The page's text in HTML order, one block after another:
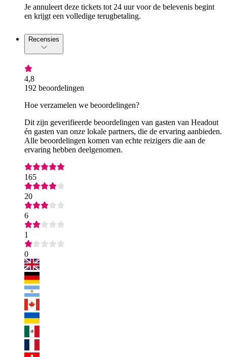
Je annuleert deze tickets tot 24 uur voor de belevenis begint
en krijgt een volledige terugbetaling.
Recensies
4,8
192 beoordelingen
Hoe verzamelen we beoordelingen?
Dit zijn geverifieerde beoordelingen van gasten van Headout
én gasten van onze lokale partners, die de ervaring aanbieden.
Alle beoordelingen komen van echte reizigers die aan de
ervaring hebben deelgenomen.
165
20
6
1
0